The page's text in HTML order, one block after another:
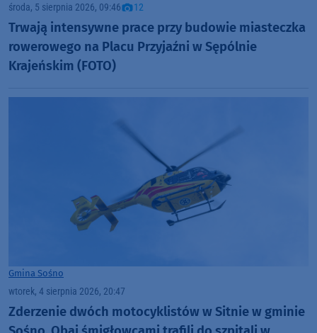
środa, 5 sierpnia 2026, 09:46 12
Trwają intensywne prace przy budowie miasteczka
rowerowego na Placu Przyjaźni w Sępólnie
Krajeńskim (FOTO)
Gmina Sośno
wtorek, 4 sierpnia 2026, 20:47
Zderzenie dwóch motocyklistów w Sitnie w gminie